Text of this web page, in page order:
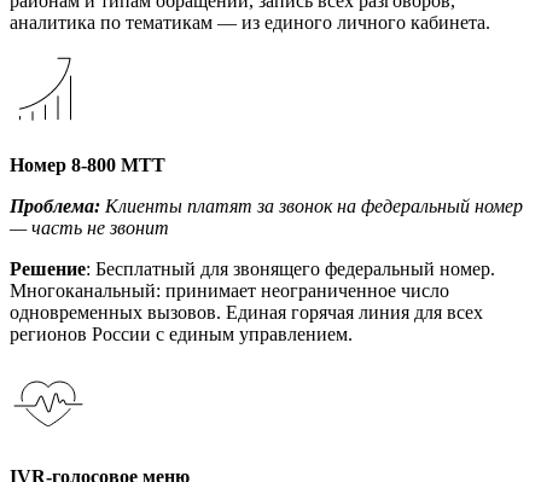
аналитика по тематикам — из единого личного кабинета.
Номер 8-800 МТТ
Проблема: Клиенты платят за звонок на федеральный номер
— часть не звонит
Решение: Бесплатный для звонящего федеральный номер.
Многоканальный: принимает неограниченное число
одновременных вызовов. Единая горячая линия для всех
регионов России с единым управлением.
IVR-голосовое меню